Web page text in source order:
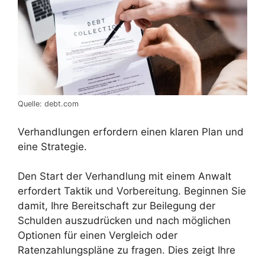
Quelle: debt.com
Verhandlungen erfordern einen klaren Plan und
eine Strategie.
Den Start der Verhandlung mit einem Anwalt
erfordert Taktik und Vorbereitung. Beginnen Sie
damit, Ihre Bereitschaft zur Beilegung der
Schulden auszudrücken und nach möglichen
Optionen für einen Vergleich oder
Ratenzahlungspläne zu fragen. Dies zeigt Ihre